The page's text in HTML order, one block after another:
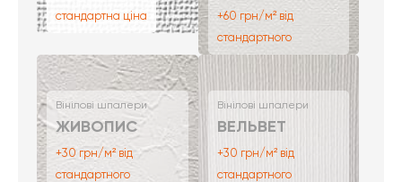
стандартна ціна
+60 грн/м² від
стандартного
Вінілові шпалери
ЖИВОПИС
+30 грн/м² від
стандартного
Вінілові шпалери
ВЕЛЬВЕТ
+30 грн/м² від
стандартного